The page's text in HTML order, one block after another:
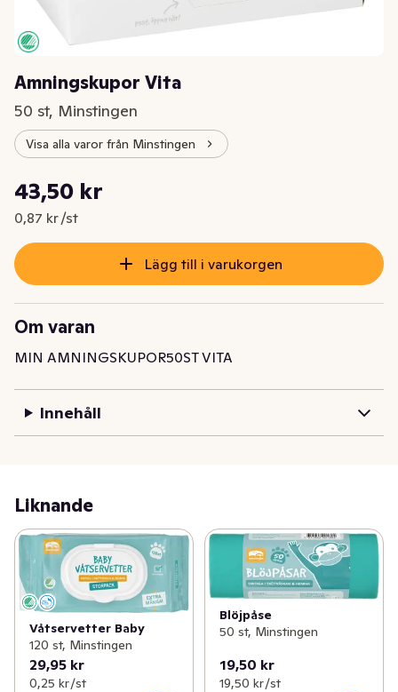
Amningskupor Vita
50 st, Minstingen
Visa alla varor från Minstingen
Nuvarande pris är: 43,50 kr
43,50 kr
0,87 kr /st
Styckpris: 0,87 kr /st
Lägg till i varukorgen
Om varan
MIN AMNINGSKUPOR50ST VITA
Innehåll
Liknande
Våtservetter Baby
120 st, Minstingen
29,95 kr
0,25 kr /st
Blöjpåse
50 st, Minstingen
19,50 kr
19,50 kr /st